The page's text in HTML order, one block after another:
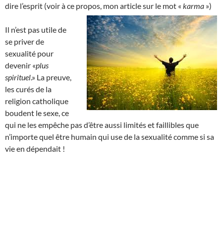
dire l’esprit (voir à ce propos, mon article sur le mot « karma »)
Il n’est pas utile de
se priver de
sexualité pour
devenir «plus
spirituel.» La preuve,
les curés de la
religion catholique
boudent le sexe, ce
qui ne les empêche pas d’être aussi limités et faillibles que
n’importe quel être humain qui use de la sexualité comme si sa
vie en dépendait !